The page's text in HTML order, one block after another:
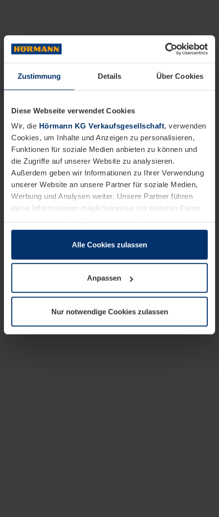
Zustimmung Details Über Cookies
Diese Webseite verwendet Cookies
Wir, die Hörmann KG Verkaufsgesellschaft, verwenden
Cookies, um Inhalte und Anzeigen zu personalisieren,
Funktionen für soziale Medien anbieten zu können und
die Zugriffe auf unserer Website zu analysieren.
Außerdem geben wir Informationen zu Ihrer Verwendung
unserer Website an unsere Partner für soziale Medien,
Werbung und Analysen weiter. Unsere Partner führen
diese Informationen möglicherweise mit weiteren Daten
sie im Rahmen Ihrer Nutzung der Dienste gesammelt
wenn diese für den Betrieb dieser Seite unbedingt
notwendig sind. Für alle anderen Cookie-Typen benötigen
wir Ihre Erlaubnis. Ihre Einwilligung können Sie jederzeit
Datenschutzerklärungunserer Website ändern oder
widerrufen.
Alle Cookies zulassen
Anpassen
Nur notwendige Cookies zulassen